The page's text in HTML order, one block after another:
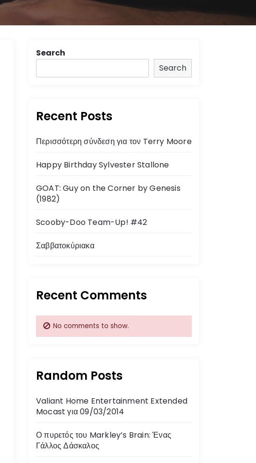
Search
Search
Recent Posts
Περισσότερη σύνδεση για τον Terry Moore
Happy Birthday Sylvester Stallone
GOAT: Guy on the Corner by Genesis
(1982)
Scooby-Doo Team-Up! #42
Σαββατοκύριακα
Recent Comments
No comments to show.
Random Posts
Valiant Home Entertainment Extended
Mocast για 09/03/2014
Ο πυρετός του Markley’s Brain: Ένας
Γάλλος Δάσκαλος